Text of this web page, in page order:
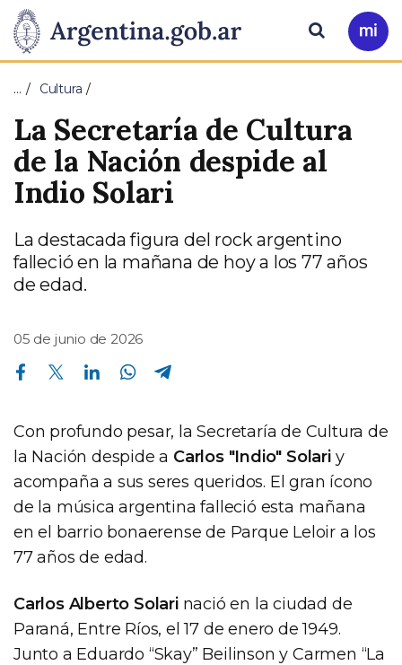
Presidencia
de
la
Nación
Pasar al contenido principal
Ir
a
Buscar
… Cultura
La Secretaría de Cultura
de la Nación despide al
Indio Solari
La destacada figura del rock argentino
falleció en la mañana de hoy a los 77 años
de edad.
05 de junio de 2026
Compartir en Facebook Compartir en Twitter Compartir en Linkedin Compartir en Whatsapp
Con profundo pesar, la Secretaría de Cultura de
la Nación despide a Carlos "Indio" Solariy
acompaña a sus seres queridos. El gran ícono
de la música argentina falleció esta mañana
en el barrio bonaerense de Parque Leloir a los
77 años de edad.
Carlos Alberto Solarinació en la ciudad de
Paraná, Entre Ríos, el 17 de enero de 1949.
Junto a Eduardo “Skay” Beilinson y Carmen “La